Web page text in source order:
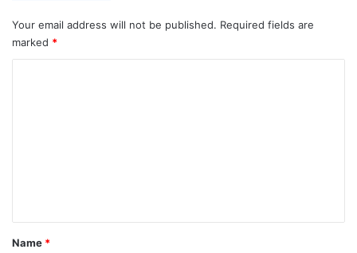
Your email address will not be published. Required fields are
marked *
*
Name *